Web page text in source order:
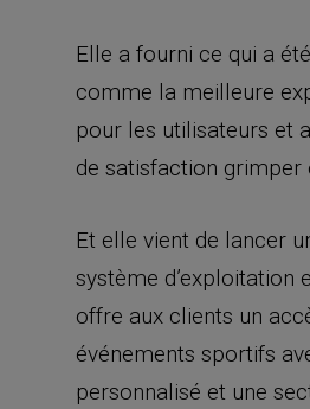
Elle a fourni ce qui a
comme la meilleure
pour les utilisateurs et
de satisfaction grimper
Et elle vient de lancer
système d’exploitation
offre aux clients un
événements sportifs
personnalisé et une